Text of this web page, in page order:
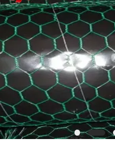
PLAN
DU
SITE
PRIVACY
POLICY